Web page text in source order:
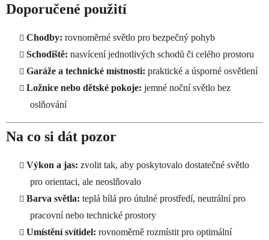
i
s
u
Doporučené použití
Chodby: rovnoměrné světlo pro bezpečný pohyb
Schodiště: nasvícení jednotlivých schodů či celého prostoru
Garáže a technické místnosti: praktické a úsporné osvětlení
Ložnice nebo dětské pokoje: jemné noční světlo bez
oslňování
Na co si dát pozor
Výkon a jas: zvolit tak, aby poskytovalo dostatečné světlo
pro orientaci, ale neoslňovalo
Barva světla: teplá bílá pro útulné prostředí, neutrální pro
pracovní nebo technické prostory
Umístění svítidel: rovnoměrně rozmístit pro optimální